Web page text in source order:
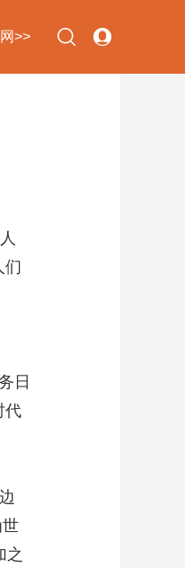
>>
账号登录
们
日
代
之